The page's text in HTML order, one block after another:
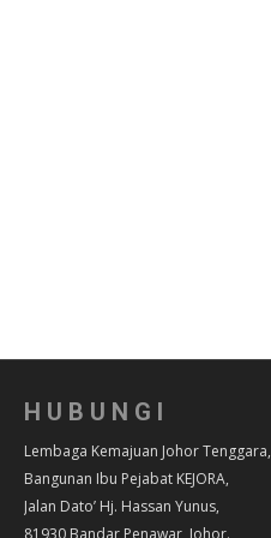
HUBUNGI
Lembaga Kemajuan Johor Tenggara,
Bangunan Ibu Pejabat KEJORA,
Jalan Dato’ Hj. Hassan Yunus,